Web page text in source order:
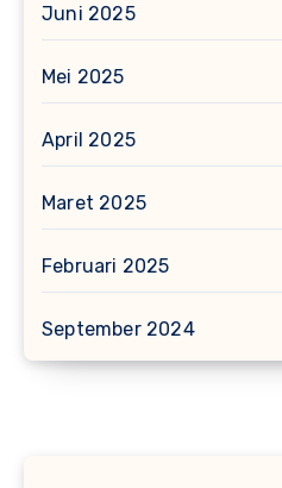
Juni 2025
Mei 2025
April 2025
Maret 2025
Februari 2025
September 2024